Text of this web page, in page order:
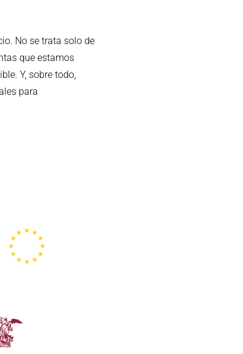
No se trata solo de
que estamos
Y, sobre todo,
para